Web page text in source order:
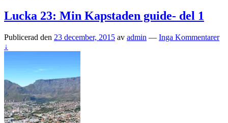
Lucka 23: Min Kapstaden guide- del 1
Publicerad den 23 december, 2015 av admin — Inga Kommentarer
↓